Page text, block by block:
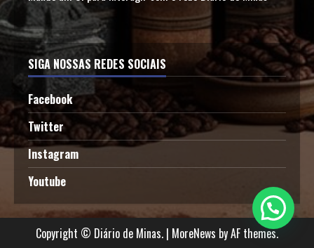
SIGA NOSSAS REDES SOCIAIS
Facebook
Twitter
Instagram
Youtube
Copyright © Diário de Minas. | MoreNews by AF themes.